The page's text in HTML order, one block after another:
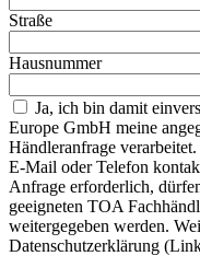
Straße
Hausnummer
Ja, ich bin damit
Europe GmbH meine
Händleranfrage
E-Mail oder Telefon
Anfrage erforderlich,
geeigneten TOA
weitergegeben werden.
Datenschutzerklärung